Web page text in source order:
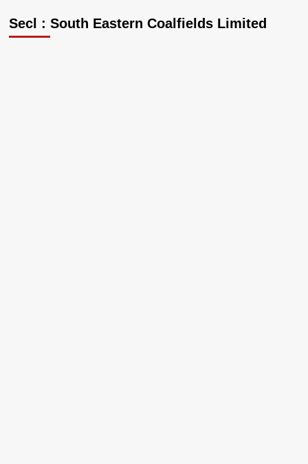
Secl : South Eastern Coalfields Limited